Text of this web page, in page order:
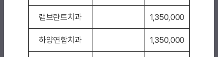
램브란트치과 1,350,000
하양연합치과 1,350,000